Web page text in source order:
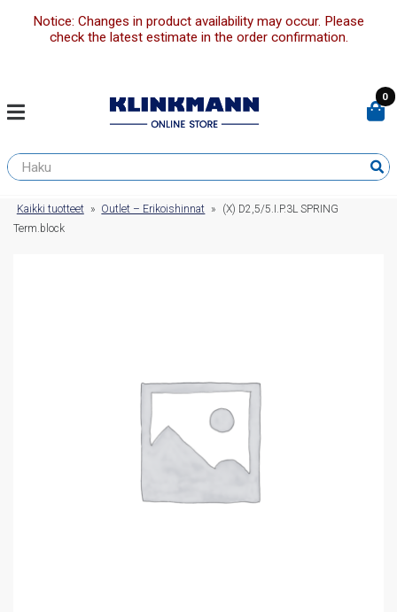
Notice: Changes in product availability may occur. Please
check the latest estimate in the order confirmation.
0
Kaikki tuotteet » Outlet – Erikoishinnat »
(X) D2,5/5.I.P.3L SPRING
Term.block